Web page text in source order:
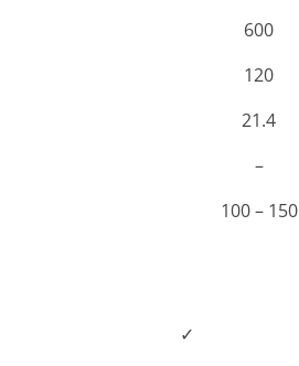
600
120
21.4
–
100 – 150
✓